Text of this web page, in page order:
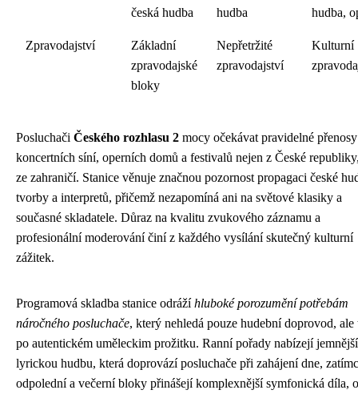
česká hudba
hudba
hudba,
Zpravodajství
Základní
zpravodajské
bloky
Nepřetržité
zpravodajství
Kulturní
Posluchači Českého rozhlasu 2 mocy očekávat pravidelné
koncertních síní, operních domů a festivalů nejen z České
ze zahraničí. Stanice věnuje značnou pozornost propagaci české
tvorby a interpretů, přičemž nezapomíná ani na světové klasiky a
současné skladatele. Důraz na kvalitu zvukového záznamu a
profesionální moderování činí z každého vysílání skutečný kulturní
zážitek.
Programová skladba stanice odrážíhluboké porozumění potřebám
náročného posluchače, který nehledá pouze hudební doprovod, ale
po autentickém uměleckim prožitku. Ranní pořady nabízejí
lyrickou hudbu, která doprovází posluchače při zahájení dne,
odpolední a večerní bloky přinášejí komplexnější symfonická díla,